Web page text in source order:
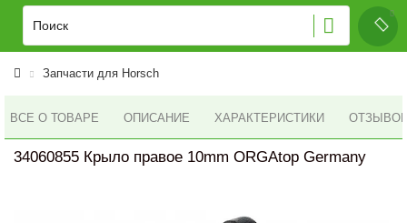
Запчасти для Horsch
ВСЕ О ТОВАРЕ ОПИСАНИЕ ХАРАКТЕРИСТИКИ ОТЗЫВОВ
34060855 Крыло правое 10mm ORGAtop Germany